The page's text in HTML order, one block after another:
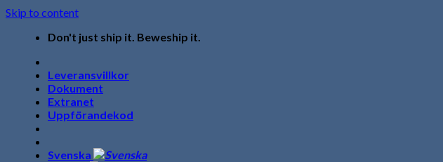
Skip to content
Don't just ship it. Beweship it.
Leveransvillkor
Dokument
Extranet
Uppförandekod
Svenska